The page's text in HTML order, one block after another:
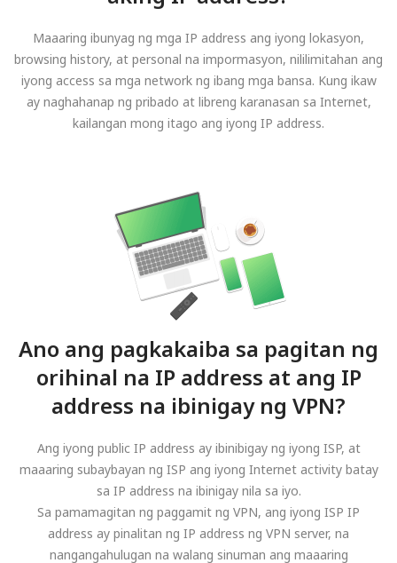
Maaaring ibunyag ng mga IP address ang iyong lokasyon,
browsing history, at personal na impormasyon, nililimitahan ang
iyong access sa mga network ng ibang mga bansa. Kung ikaw
ay naghahanap ng pribado at libreng karanasan sa Internet,
kailangan mong itago ang iyong IP address.
Ano ang pagkakaiba sa pagitan ng
orihinal na IP address at ang IP
address na ibinigay ng VPN?
Ang iyong public IP address ay ibinibigay ng iyong ISP, at
maaaring subaybayan ng ISP ang iyong Internet activity batay
sa IP address na ibinigay nila sa iyo.
Sa pamamagitan ng paggamit ng VPN, ang iyong ISP IP
address ay pinalitan ng IP address ng VPN server, na
nangangahulugan na walang sinuman ang maaaring